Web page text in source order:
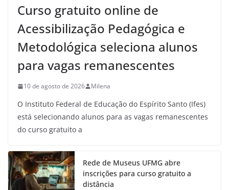
Curso gratuito online de
Acessibilização Pedagógica e
Metodológica seleciona alunos
para vagas remanescentes
10 de agosto de 2026 Milena
O Instituto Federal de Educação do Espírito Santo (Ifes)
está selecionando alunos para as vagas remanescentes
do curso gratuito a
Rede de Museus UFMG abre
inscrições para curso gratuito a
distância